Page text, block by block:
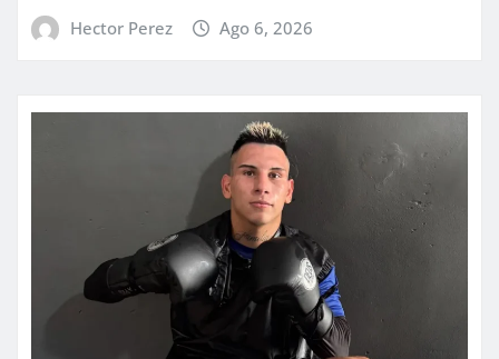
Hector Perez Ago 6, 2026